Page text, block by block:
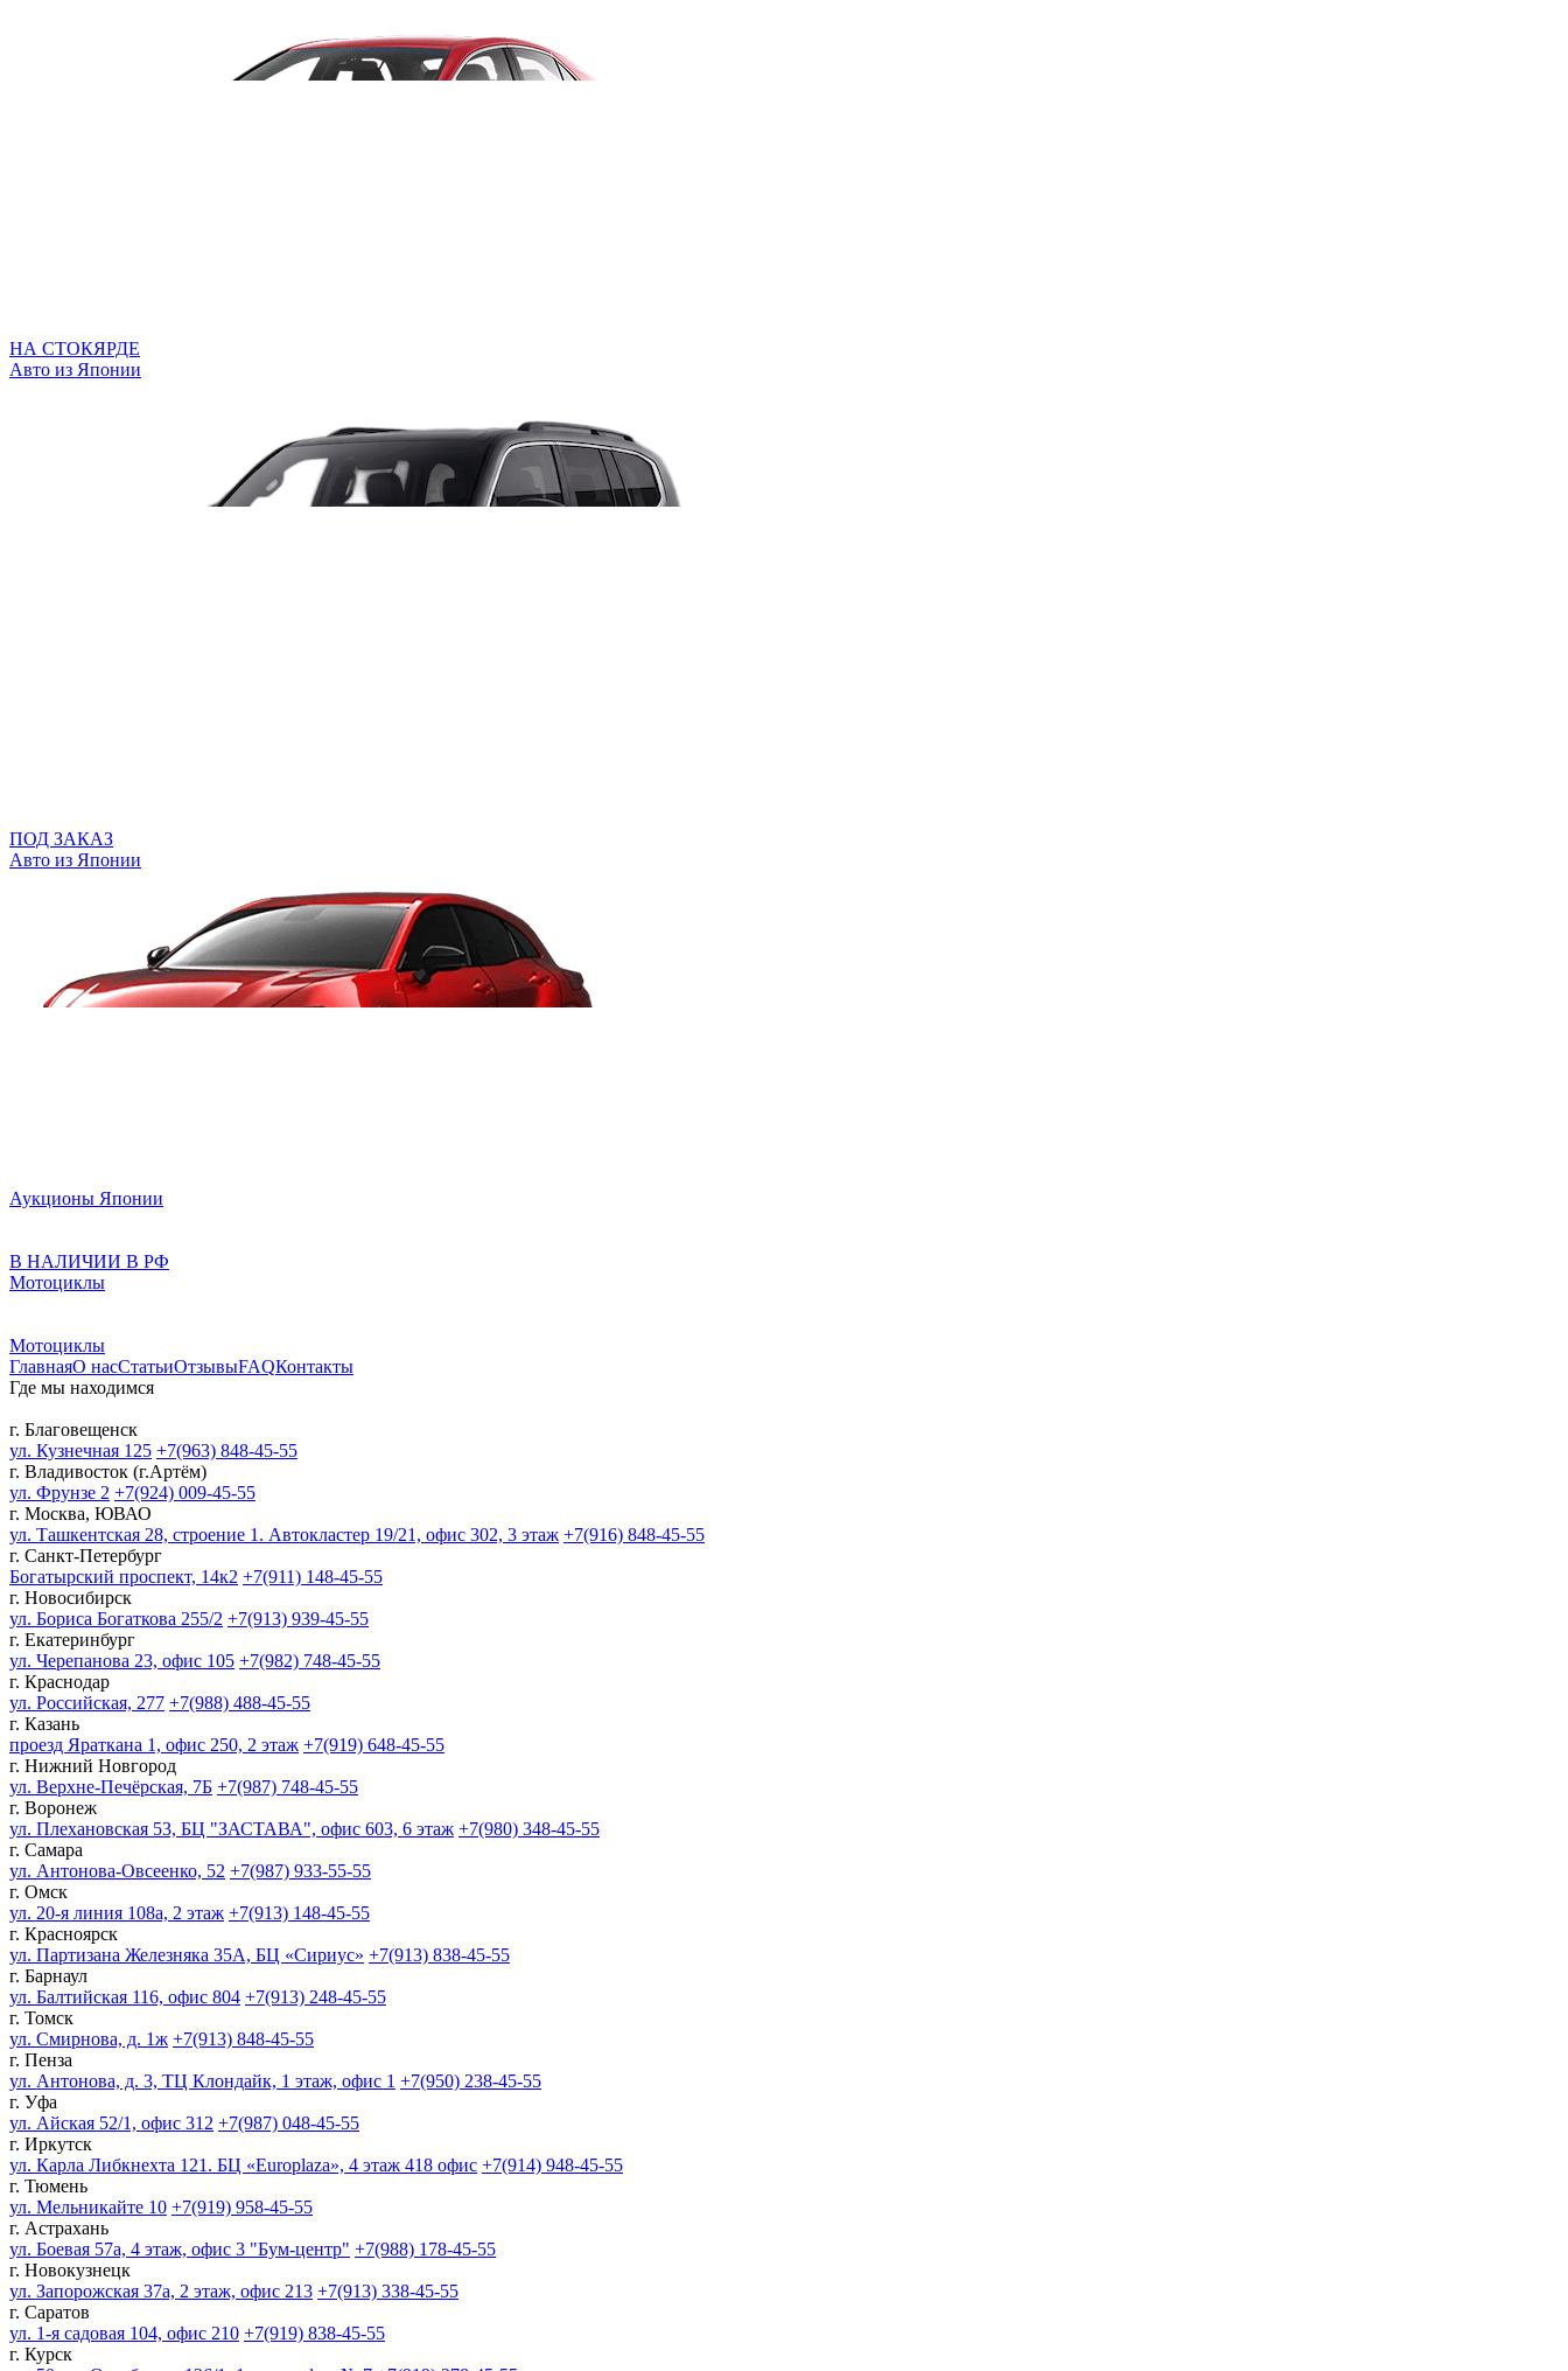
НА СТОКЯРДЕ
Авто из Японии
ПОД ЗАКАЗ
Авто из Японии
Аукционы Японии
В НАЛИЧИИ В РФ
Мотоциклы
Мотоциклы
ГлавнаяО насСтатьиОтзывыFAQКонтакты
Где мы находимся
г. Благовещенск
ул. Кузнечная 125 +7(963) 848-45-55
г. Владивосток (г.Артём)
ул. Фрунзе 2 +7(924) 009-45-55
г. Москва, ЮВАО
ул. Ташкентская 28, строение 1. Автокластер 19/21, офис 302, 3 этаж +7(916) 848-45-55
г. Санкт-Петербург
Богатырский проспект, 14к2 +7(911) 148-45-55
г. Новосибирск
ул. Бориса Богаткова 255/2 +7(913) 939-45-55
г. Екатеринбург
ул. Черепанова 23, офис 105 +7(982) 748-45-55
г. Краснодар
ул. Российская, 277 +7(988) 488-45-55
г. Казань
проезд Яраткана 1, офис 250, 2 этаж +7(919) 648-45-55
г. Нижний Новгород
ул. Верхне-Печёрская, 7Б +7(987) 748-45-55
г. Воронеж
ул. Плехановская 53, БЦ "ЗАСТАВА", офис 603, 6 этаж +7(980) 348-45-55
г. Самара
ул. Антонова-Овсеенко, 52 +7(987) 933-55-55
г. Омск
ул. 20-я линия 108а, 2 этаж +7(913) 148-45-55
г. Красноярск
ул. Партизана Железняка 35А, БЦ «Сириус» +7(913) 838-45-55
г. Барнаул
ул. Балтийская 116, офис 804 +7(913) 248-45-55
г. Томск
ул. Смирнова, д. 1ж +7(913) 848-45-55
г. Пенза
ул. Антонова, д. 3, ТЦ Клондайк, 1 этаж, офис 1 +7(950) 238-45-55
г. Уфа
ул. Айская 52/1, офис 312 +7(987) 048-45-55
г. Иркутск
ул. Карла Либкнехта 121. БЦ «Europlaza», 4 этаж 418 офис +7(914) 948-45-55
г. Тюмень
ул. Мельникайте 10 +7(919) 958-45-55
г. Астрахань
ул. Боевая 57а, 4 этаж, офис 3 "Бум-центр" +7(988) 178-45-55
г. Новокузнецк
ул. Запорожская 37а, 2 этаж, офис 213 +7(913) 338-45-55
г. Саратов
ул. 1-я садовая 104, офис 210 +7(919) 838-45-55
г. Курск